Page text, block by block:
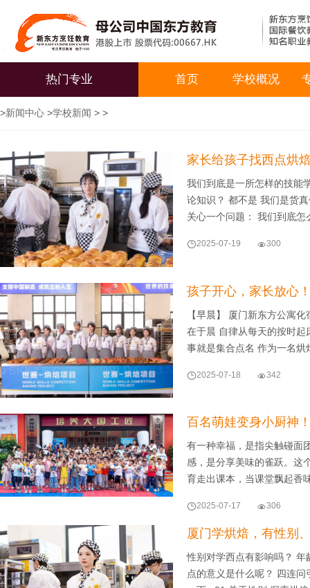
热门专业 首页 学校概况
>新闻中心 >学校新闻 > >
家长给孩子找西点烘
我们到底是一所怎样的技能
论知识？ 都不是 我们是货
关心一个问题： 我们到底
2025-07-19 300
孩子开心，家长放心
【早晨】 厦门新东方公寓
在于晨 自律从每天的按时
事就是集合点名 作为一名
2025-07-18 342
百名萌娃变身小厨神
有一种幸福，是指尖触碰面
感，是分享美味的雀跃。这
育走出课本，当课堂飘起
2025-07-17 306
厦门学烘焙，有性别
性别对学西点有影响吗？
点的意义是什么呢？ 四连